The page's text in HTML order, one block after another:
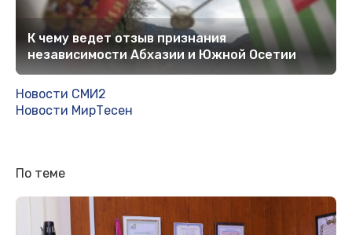
К чему ведет отзыв признания
независимости Абхазии и Южной Осетии
Новости СМИ2
Новости МирТесен
По теме